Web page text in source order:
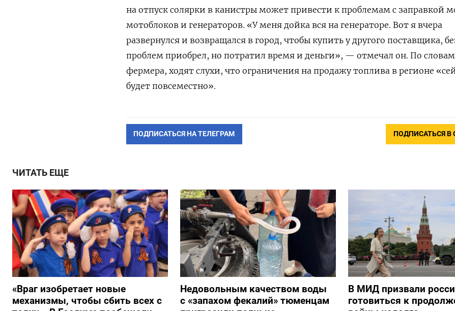
на отпуск солярки в канистры может привести к проблемам с заправкой
мотоблоков и генераторов. «У меня дойка вся на генераторе. Вот я вчера
развернулся и возвращался в город, чтобы купить у другого поставщика,
проблем приобрел, но потратил время и деньги», — отмечал он. По словам
фермера, ходят слухи, что ограничения на продажу топлива в регионе
будет повсеместно».
ПОДПИСАТЬСЯ НА ТЕЛЕГРАМ ПОДПИСАТЬСЯ В
ЧИТАТЬ ЕЩЕ
«Враг изобретает новые
механизмы, чтобы сбить всех с
Недовольным качеством воды
с «запахом фекалий» тюменцам
В МИД призвали
готовиться к